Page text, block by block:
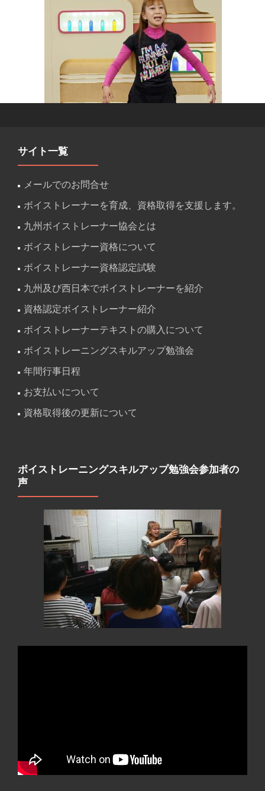
サイト一覧
メールでのお問合せ
ボイストレーナーを育成、資格取得を支援します。
九州ボイストレーナー協会とは
ボイストレーナー資格について
ボイストレーナー資格認定試験
九州及び西日本でボイストレーナーを紹介
資格認定ボイストレーナー紹介
ボイストレーナーテキストの購入について
ボイストレーニングスキルアップ勉強会
年間行事日程
お支払いについて
資格取得後の更新について
ボイストレーニングスキルアップ勉強会参加者の
声